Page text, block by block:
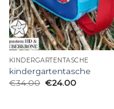
KINDERGARTENTASCHE
kindergartentasche
€34.00 €24.00